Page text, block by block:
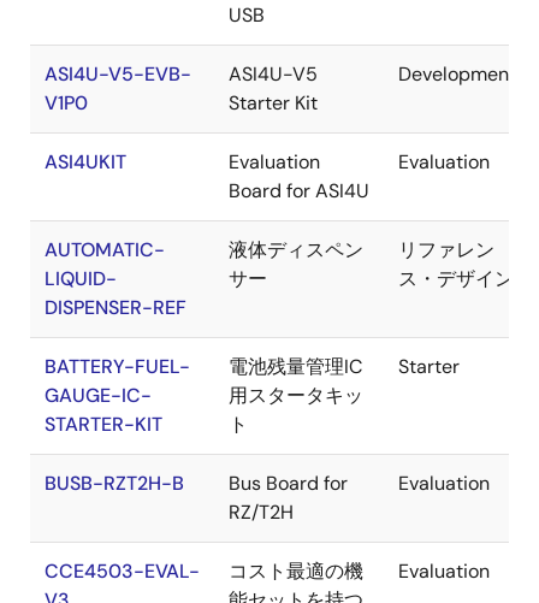
USB
ASI4U-V5-EVB-
V1P0
ASI4U-V5
Starter Kit
Development
ASI4UKIT
Evaluation
Board for ASI4U
Evaluation
AUTOMATIC-
LIQUID-
DISPENSER-REF
液体ディスペン
サー
リファレン
ス・デザイン
BATTERY-FUEL-
GAUGE-IC-
STARTER-KIT
電池残量管理IC
用スタータキッ
ト
Starter
BUSB-RZT2H-B
Bus Board for
RZ/T2H
Evaluation
CCE4503-EVAL-
コスト最適の機
Evaluation